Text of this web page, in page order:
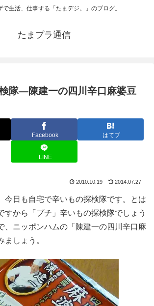
で生活、仕事する「たまデジ。」のブログ。
たまプラ通信
隊―陳建一の四川辛口麻婆豆
Facebook はてブ
LINE
2010.10.19 2014.07.27
今日も自宅で辛いもの探検隊です。とは
すから「プチ」辛いもの探検隊でしょう
、ニッポンハムの「陳建一の四川辛口麻
ましょう。